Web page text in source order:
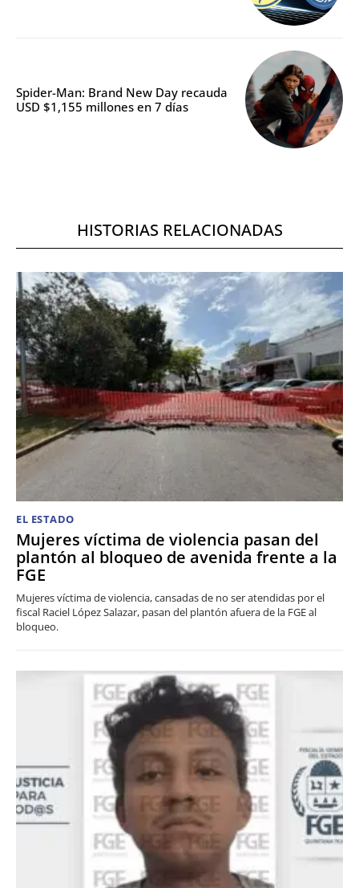
Spider-Man: Brand New Day recauda
USD $1,155 millones en 7 días
HISTORIAS RELACIONADAS
EL ESTADO
Mujeres víctima de violencia pasan del
plantón al bloqueo de avenida frente a la
FGE
Mujeres víctima de violencia, cansadas de no ser atendidas por el
fiscal Raciel López Salazar, pasan del plantón afuera de la FGE al
bloqueo.